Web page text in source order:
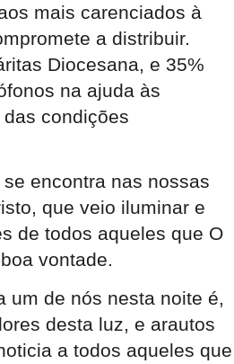
mais carenciados à
a distribuir.
Diocesana, e 35%
na ajuda às
condições
encontra nas nossas
que veio iluminar e
de todos aqueles que O
vontade.
um de nós nesta noite é,
desta luz, e arautos
a todos aqueles que